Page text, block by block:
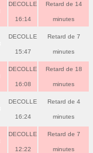
DECOLLE
16:14
Retard de 14
minutes
DECOLLE
15:47
Retard de 7
minutes
DECOLLE
16:08
Retard de 18
minutes
DECOLLE
16:24
Retard de 4
minutes
DECOLLE
12:22
Retard de 7
minutes